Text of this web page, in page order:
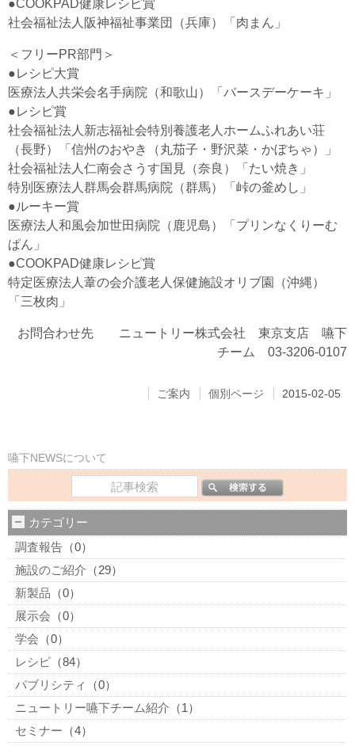
●COOKPAD健康レシピ賞
社会福祉法人阪神福祉事業団（兵庫）「肉まん」
＜フリーPR部門＞
●レシピ大賞
医療法人共栄会名手病院（和歌山）「バースデーケーキ」
●レシピ賞
社会福祉法人新志福祉会特別養護老人ホームふれあい荘
（長野）「信州のおやき（丸茄子・野沢菜・かぼちゃ）」
社会福祉法人仁南会さうす国見（奈良）「たい焼き」
特別医療法人群馬会群馬病院（群馬）「峠の釜めし」
●ルーキー賞
医療法人和風会加世田病院（鹿児島）「プリンなくりーむ
ぱん」
●COOKPAD健康レシピ賞
特定医療法人葦の会介護老人保健施設オリブ園（沖縄）
「三枚肉」
お問合わせ先 ニュートリー株式会社 東京支店 嚥下
チーム 03-3206-0107
ご案内 個別ページ 2015-02-05
嚥下NEWSについて
カテゴリー
調査報告 （0）
施設のご紹介 （29）
新製品 （0）
展示会 （0）
学会 （0）
レシピ （84）
パブリシティ
（0）
ニュートリー嚥下チーム紹介 （1）
セミナー （4）